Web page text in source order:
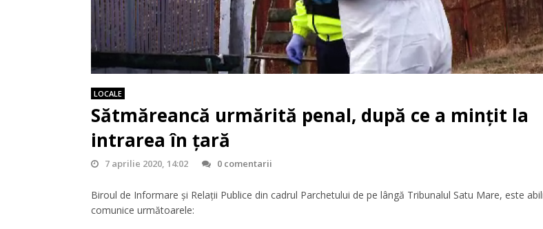
LOCALE
Sătmăreancă urmărită penal, după ce a mințit la
intrarea în țară
7 aprilie 2020, 14:02 0 comentarii
Biroul de Informare și Relații Publice din cadrul Parchetului de pe lângă Tribunalul Satu Mare, este
comunice următoarele: